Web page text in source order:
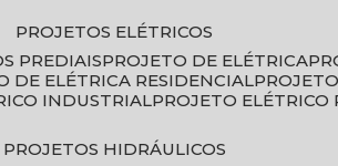
PROJETOS ELÉTRICOS
PREDIAIS PROJETO DE ELÉTRICA
DE ELÉTRICA RESIDENCIAL
INDUSTRIAL
PROJETO
PROJETOS HIDRÁULICOS